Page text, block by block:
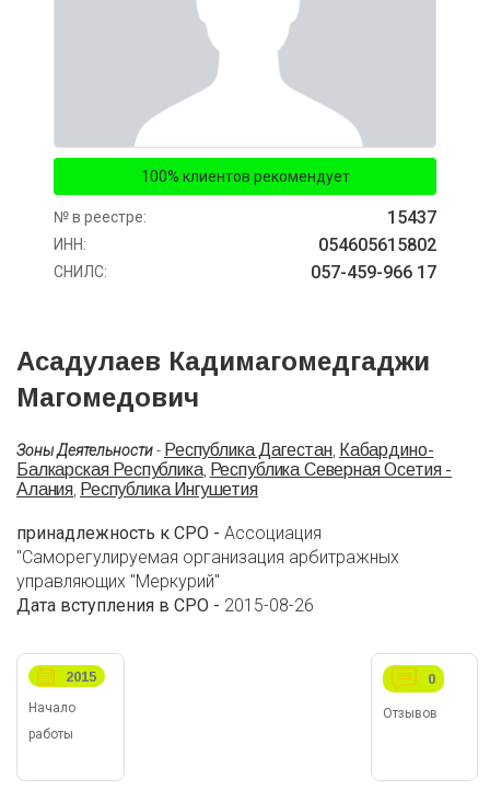
100% клиентов рекомендует
№ в реестре: 15437
ИНН: 054605615802
СНИЛС: 057-459-966 17
Асадулаев Кадимагомедгаджи
Магомедович
Зоны Деятельности- Республика Дагестан, Кабардино-
Балкарская Республика, Республика Северная Осетия -
Алания, Республика Ингушетия
принадлежность к СРО - Ассоциация
"Саморегулируемая организация арбитражных
управляющих "Меркурий"
Дата вступления в СРО - 2015-08-26
Начало
работы
2015
Отзывов
0